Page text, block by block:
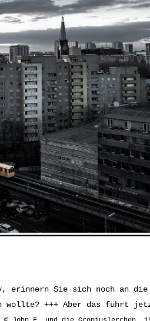
erinnern Sie sich noch an die
wollte? +++ Aber das führt